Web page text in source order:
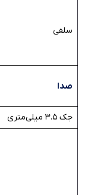
سلفی
صدا
جک ۳.۵ میلی‌متری